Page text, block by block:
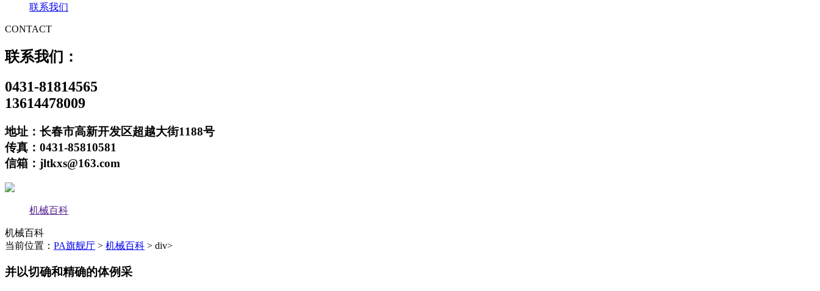
联系我们
CONTACT
联系我们：
0431-81814565
13614478009
地址：长春市高新开发区超越大街1188号
传真：0431-85810581
信箱：jltkxs@163.com
机械百科
机械百科
当前位置： PA旗舰厅 > 机械百科 > div>
并以切确和精确的体例采